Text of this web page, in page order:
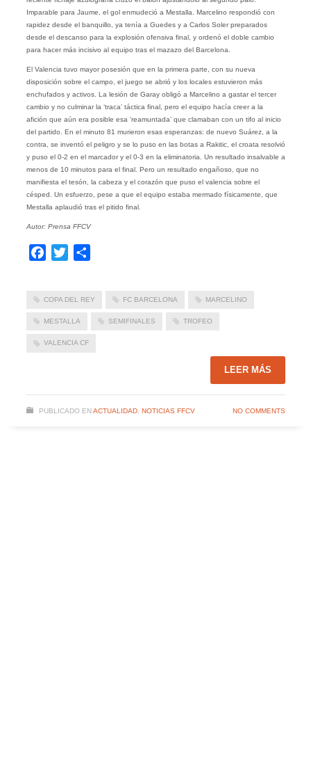
Imparable para Jaume, el gol enmudeció a Mestalla. Marcelino respondió con
rapidez desde el banquillo, ya tenía a Guedes y a Carlos Soler preparados
desde el descanso para la explosión ofensiva final, y ordenó el doble cambio
para hacer más incisivo al equipo tras el mazazo del Barcelona.
El Valencia tuvo mayor posesión que en la primera parte, con su nueva
disposición sobre el campo, el juego se abrió y los locales estuvieron más
enchufados y activos. La lesión de Garay obligó a Marcelino a gastar el tercer
cambio y no culminar la ‘traca’ táctica final, pero el equipo hacía creer a la
afición que aún era posible esa ‘reamuntada’ que clamaban con un tifo al inicio
del partido. En el minuto 81 murieron esas esperanzas: de nuevo Suárez, a la
contra, se inventó el peligro y se lo puso en las botas a Rakitic, el croata resolvió
y puso el 0-2 en el marcador y el 0-3 en la eliminatoria. Un resultado insalvable a
menos de 10 minutos para el final. Pero un resultado engañoso, que no
manifiesta el tesón, la cabeza y el corazón que puso el valencia sobre el
césped. Un esfuerzo, pese a que el equipo estaba mermado físicamente, que
Mestalla aplaudió tras el pitido final.
Autor: Prensa FFCV
Facebook
Twitter
COPA DEL REY FC BARCELONA MARCELINO
MESTALLA SEMIFINALES TROFEO
VALENCIA CF
LEER MÁS
PUBLICADO EN ACTUALIDAD, NOTICIAS FFCV NO COMMENTS